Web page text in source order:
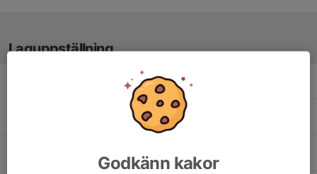
Laguppställning
Godkänn kakor